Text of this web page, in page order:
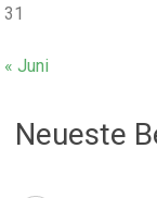
31
« Juni
Neueste